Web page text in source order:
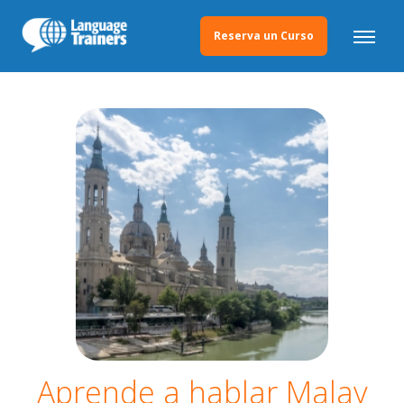
Reserva un Curso
Aprende a hablar Malay